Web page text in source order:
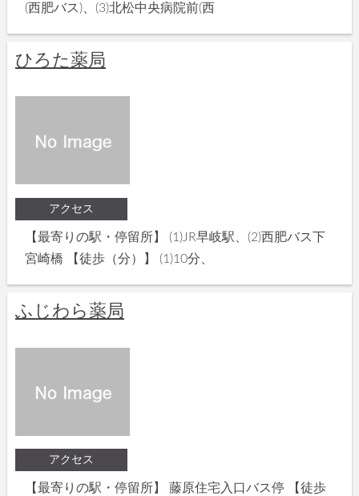
(西肥バス)、(3)北松中央病院前(西
ひろた薬局
アクセス
【最寄りの駅・停留所】 (1)JR早岐駅、(2)西肥バス下
宮崎橋 【徒歩（分）】 (1)10分、
ふじわら薬局
アクセス
【最寄りの駅・停留所】 藤原住宅入口バス停 【徒歩